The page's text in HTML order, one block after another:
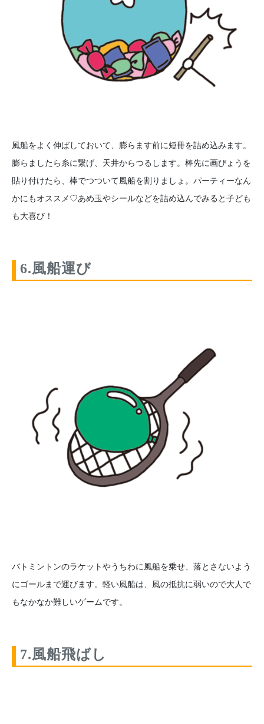
風船をよく伸ばしておいて、膨らます前に短冊を詰め込みます。
膨らましたら糸に繋げ、天井からつるします。棒先に画びょうを
貼り付けたら、棒でつついて風船を割りましょ。パーティーなん
かにもオススメ♡あめ玉やシールなどを詰め込んでみると子ども
も大喜び！
6.風船運び
バトミントンのラケットやうちわに風船を乗せ、落とさないよう
にゴールまで運びます。軽い風船は、風の抵抗に弱いので大人で
もなかなか難しいゲームです。
7.風船飛ばし